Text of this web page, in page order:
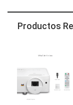
Productos